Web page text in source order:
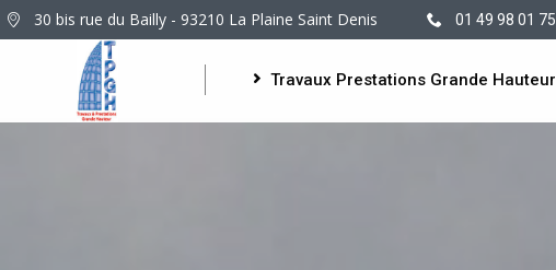
30 bis rue du Bailly - 93210 La Plaine Saint Denis 01 49 98 01 75
Travaux Prestations Grande Hauteur